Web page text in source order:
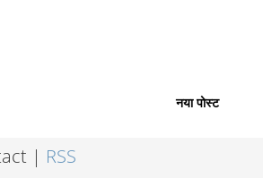
नया पोस्ट
| RSS